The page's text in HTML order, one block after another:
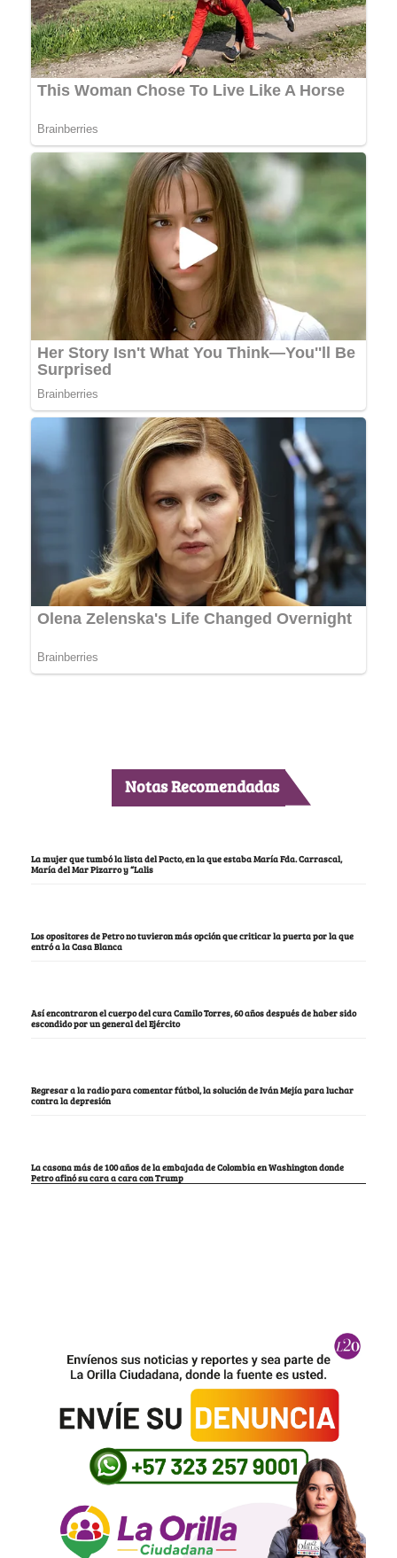
Notas Recomendadas
La mujer que tumbó la lista del Pacto, en la que estaba María Fda. Carrascal,
María del Mar Pizarro y “Lalis
Los opositores de Petro no tuvieron más opción que criticar la puerta por la que
entró a la Casa Blanca
Así encontraron el cuerpo del cura Camilo Torres, 60 años después de haber sido
escondido por un general del Ejército
Regresar a la radio para comentar fútbol, la solución de Iván Mejía para luchar
contra la depresión
La casona más de 100 años de la embajada de Colombia en Washington donde
Petro afinó su cara a cara con Trump